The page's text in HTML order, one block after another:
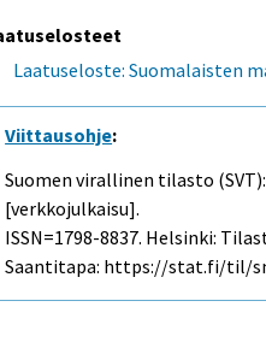
Laatuseloste: Suomalaisten
Viittausohje:
Suomen virallinen tilasto
[verkkojulkaisu].
ISSN=1798-8837. Helsinki:
Saantitapa: https://stat.fi/til/